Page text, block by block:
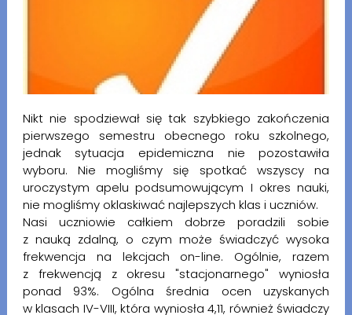
Nikt nie spodziewał się tak szybkiego zakończenia
pierwszego semestru obecnego roku szkolnego,
jednak sytuacja epidemiczna nie pozostawiła
wyboru. Nie mogliśmy się spotkać wszyscy na
uroczystym apelu podsumowującym I okres nauki,
nie mogliśmy oklaskiwać najlepszych klas i uczniów.
Nasi uczniowie całkiem dobrze poradzili sobie
z nauką zdalną, o czym może świadczyć wysoka
frekwencja na lekcjach on-line. Ogólnie, razem
z frekwencją z okresu "stacjonarnego" wyniosła
ponad 93%. Ogólna średnia ocen uzyskanych
w klasach IV-VIII, która wyniosła 4,11, również świadczy